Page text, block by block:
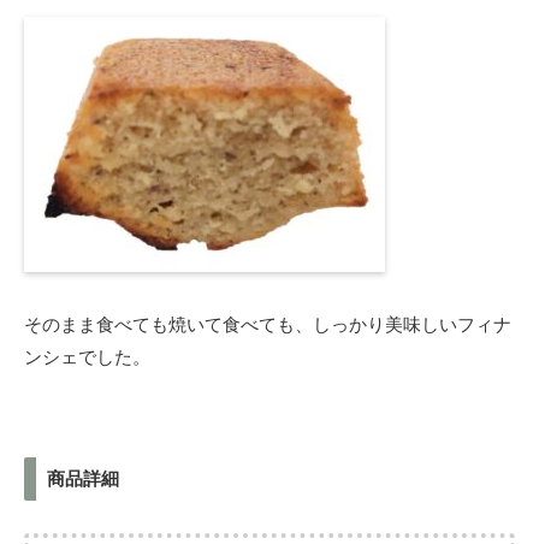
そのまま食べても焼いて食べても、しっかり美味しいフィナ
ンシェでした。
商品詳細